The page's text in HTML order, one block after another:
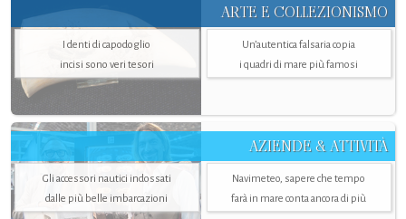
ARTE E COLLEZIONISMO
I denti di capodoglio
incisi sono veri tesori
Un’autentica falsaria copia
i quadri di mare più famosi
AZIENDE & ATTIVITÀ
Gli accessori nautici indossati
dalle più belle imbarcazioni
Navimeteo, sapere che tempo
farà in mare conta ancora di più